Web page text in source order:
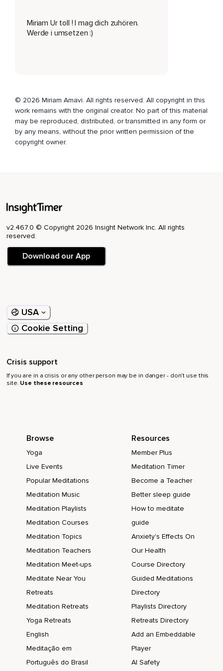
Wo ich so meine Songs reinpacke,
Musik macht mich mega glücklich.
Ja,
Ich habe mir irgendwie gedacht,
Ich könnte einfach eine Playlist machen.
Wie heißt der,
Fest und Flauschig,
Die haben ja auch,
Wo sie auch immer ihre Songs reinklatschen und ich finde
diese Idee irgendwie voll schön und deswegen habe ich
gedacht,
Also mal gucken,
Was draus wird,
Ich würde einfach so dann jede Folge einfach einen Song
und ihr könnt die dann abonnieren und mithören oder mir
Vorschläge schicken.
Würde mich voll freuen.
Ich liebe es,
Neue Musik zu finden und deswegen,
Falls du einen nicen Song kennst,
Und für heute,
Für den ersten Song,
Habe ich mir gedacht,
Miriam Ur toll ! I mag dich zuhören.
Werde i umsetzen :)
© 2026 Miriam Amavi. All rights reserved. All copyright in this
work remains with the original creator. No part of this material
may be reproduced, distributed, or transmitted in any form or
by any means, without the prior written permission of the
copyright owner.
v2.467.0 © Copyright 2026 Insight Network Inc. All rights
reserved.
Download our App
USA
Cookie Setting
Crisis support
If you are in a crisis or any other person may be in danger - don’t use this
site. Use these resources
Browse
Yoga
Live Events
Popular Meditations
Meditation Music
Meditation Playlists
Meditation Courses
Meditation Topics
Meditation Teachers
Meditation Meet-ups
Meditate Near You
Retreats
Meditation Retreats
Yoga Retreats
English
Meditação em
Português do Brasil
Resources
Member Plus
Meditation Timer
Become a Teacher
Better sleep guide
How to meditate
guide
Anxiety's Effects On
Our Health
Course Directory
Guided Meditations
Directory
Playlists Directory
Retreats Directory
Add an Embeddable
Player
AI Safety